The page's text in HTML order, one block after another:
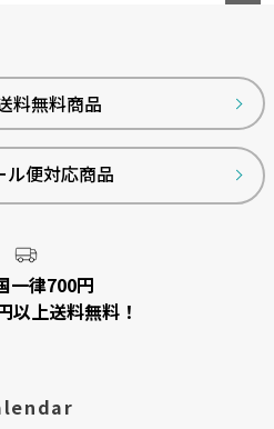
料無料商品
ル便対応商品
一律700円
以上送料無料！
ップ
へ